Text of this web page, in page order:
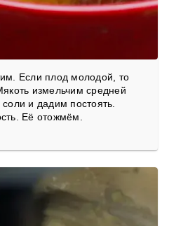
Если плод молодой, то
измельчим средней
и дадим постоять.
Её отожмём.